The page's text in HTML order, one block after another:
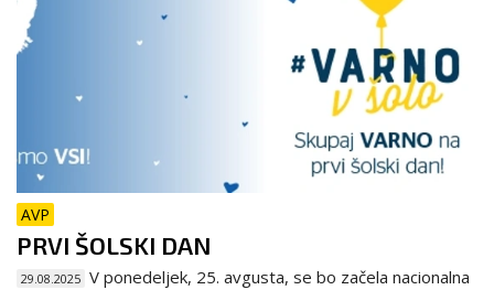
AVP
PRVI ŠOLSKI DAN
29.08.2025 V ponedeljek, 25. avgusta, se bo začela nacionalna